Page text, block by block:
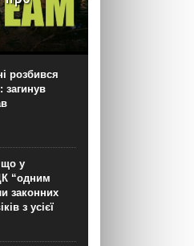
“Новинарні”
присвячена
розбився
загинув
що у
“одним
законних
з усієї